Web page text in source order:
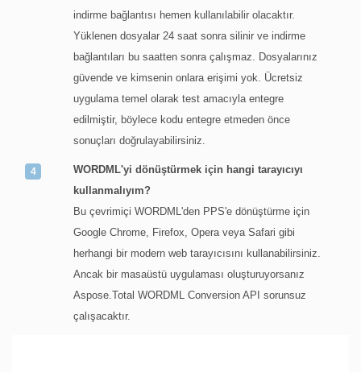
indirme bağlantısı hemen kullanılabilir olacaktır.
Yüklenen dosyalar 24 saat sonra silinir ve indirme
bağlantıları bu saatten sonra çalışmaz. Dosyalarınız
güvende ve kimsenin onlara erişimi yok. Ücretsiz
uygulama temel olarak test amacıyla entegre
edilmiştir, böylece kodu entegre etmeden önce
sonuçları doğrulayabilirsiniz.
WORDML'yi dönüştürmek için hangi tarayıcıyı
kullanmalıyım?
Bu çevrimiçi WORDML'den PPS'e dönüştürme için
Google Chrome, Firefox, Opera veya Safari gibi
herhangi bir modern web tarayıcısını kullanabilirsiniz.
Ancak bir masaüstü uygulaması oluşturuyorsanız
Aspose.Total WORDML Conversion API sorunsuz
çalışacaktır.